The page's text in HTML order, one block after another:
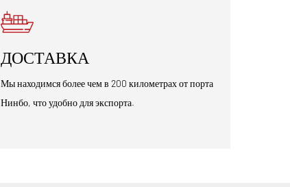
ДОСТАВКА
Мы находимся более чем в 200 километрах от порта
Нинбо, что удобно для экспорта.